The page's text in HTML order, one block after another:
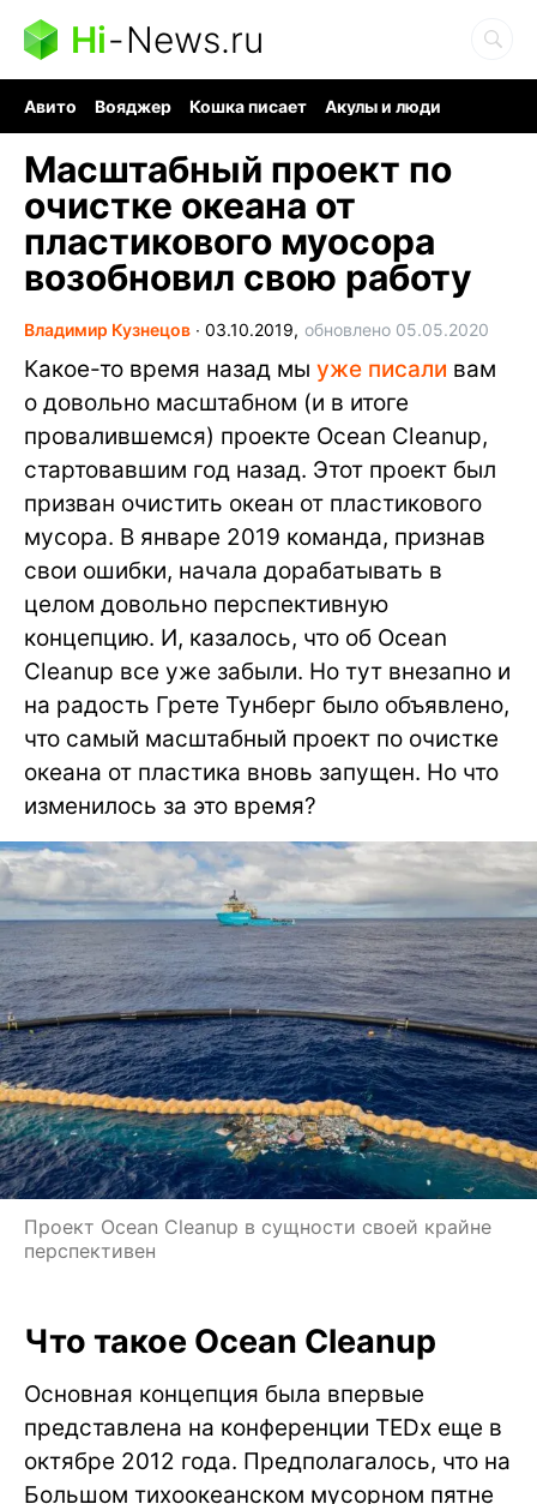
Hi-News.ru
Авито Вояджер Кошка писает
Акулы и люди
Масштабный проект по
очистке океана от
пластикового муосора
возобновил свою работу
Владимир Кузнецов ∙ 03.10.2019, обновлено 05.05.2020
Какое-то время назад мы уже писали вам
о довольно масштабном (и в итоге
провалившемся) проекте Ocean Cleanup,
стартовавшим год назад. Этот проект был
призван очистить океан от пластикового
мусора. В январе 2019 команда, признав
свои ошибки, начала дорабатывать в
целом довольно перспективную
концепцию. И, казалось, что об Ocean
Cleanup все уже забыли. Но тут внезапно и
на радость Грете Тунберг было объявлено,
что самый масштабный проект по очистке
океана от пластика вновь запущен. Но что
изменилось за это время?
Проект Ocean Cleanup в сущности своей крайне
перспективен
Что такое Ocean Cleanup
Основная концепция была впервые
представлена на конференции TEDx еще в
октябре 2012 года. Предполагалось, что на
Большом тихоокеанском мусорном пятне